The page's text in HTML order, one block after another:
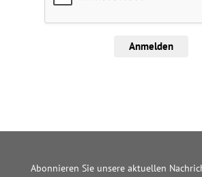
Anmelden
Abonnieren Sie unsere aktuellen